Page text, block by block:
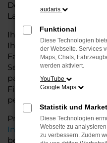
Design, das sowohl in
Land glänzt.
Ihr Škoda Autohaus in
Ihnen neben einer
Fahrzeugen auch
Service. Wir
passenden Modells
Finanzierungslösungen
perfekt zu Ihrem Budget
Profitieren Sie von
Inzahlungnahme,
bei Ihrem Škoda
audaris
Funktional
Diese Technologien
der Webseite. Services
Maps, Chats,
werden aktiviert.
YouTube
Google Maps
Statistik und
Diese Technologien
Webseite zu
zu verbessern. Zudem